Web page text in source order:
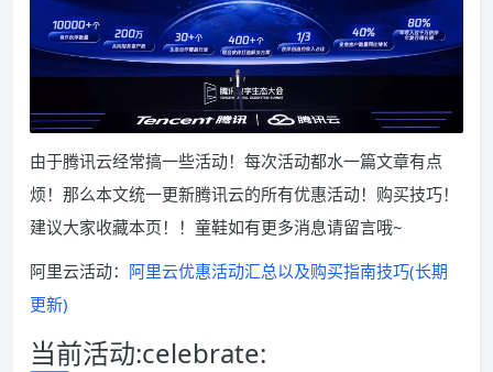
由于腾讯云经常搞一些活动！每次活动都水一篇文章有点
烦！那么本文统一更新腾讯云的所有优惠活动！购买技巧！
建议大家收藏本页！！童鞋如有更多消息请留言哦~
阿里云活动： 阿里云优惠活动汇总以及购买指南技巧(长期
更新)
当前活动:celebrate: